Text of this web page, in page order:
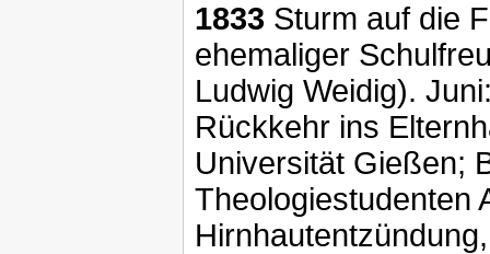
1833 Sturm auf die
ehemaliger
Ludwig Weidig).
Rückkehr ins
Universität Gießen;
Theologiestudenten